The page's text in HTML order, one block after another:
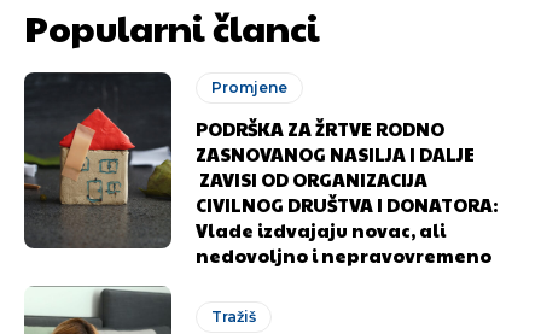
Popularni članci
Promjene
PODRŠKA ZA ŽRTVE RODNO
ZASNOVANOG NASILJA I DALJE
ZAVISI OD ORGANIZACIJA
CIVILNOG DRUŠTVA I DONATORA:
Vlade izdvajaju novac, ali
nedovoljno i nepravovremeno
Tražiš